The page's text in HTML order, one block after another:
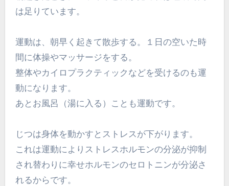
は足りています。
運動は、朝早く起きて散歩する。１日の空いた時
間に体操やマッサージをする。
整体やカイロプラクティックなどを受けるのも運
動になります。
あとお風呂（湯に入る）ことも運動です。
じつは身体を動かすとストレスが下がります。
これは運動によりストレスホルモンの分泌が抑制
され替わりに幸せホルモンのセロトニンが分泌さ
れるからです。